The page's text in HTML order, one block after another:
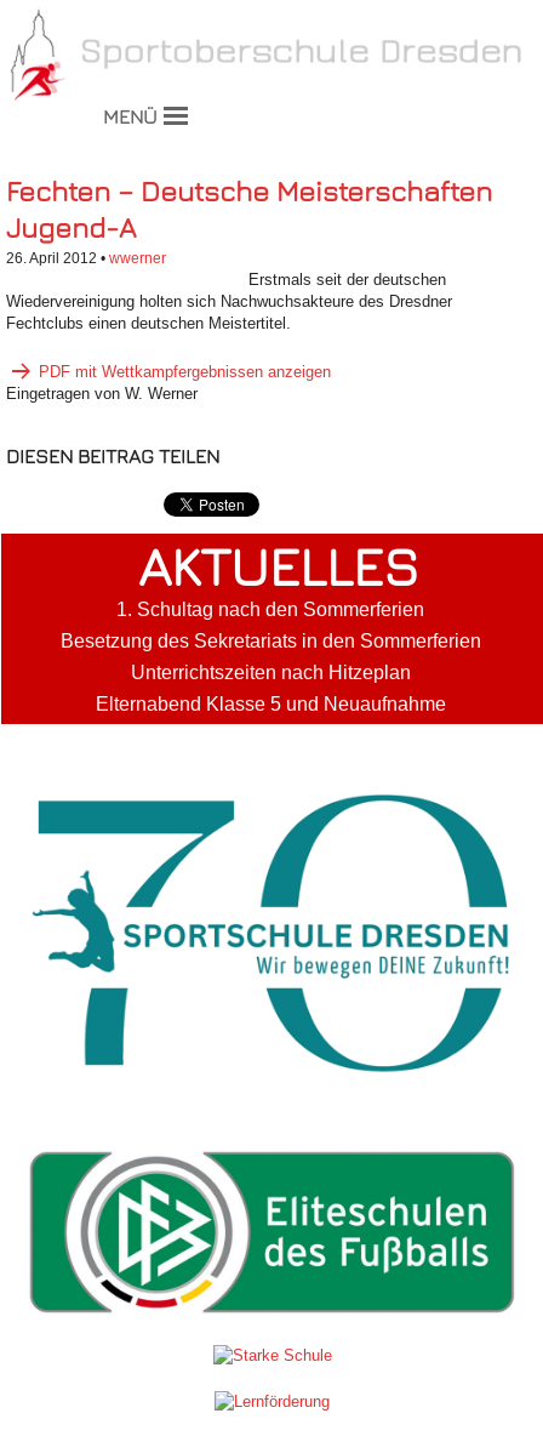
MENÜ
Fechten – Deutsche Meisterschaften
Jugend-A
26. April 2012 • wwerner
Erstmals seit der deutschen
Wiedervereinigung holten sich Nachwuchsakteure des Dresdner
Fechtclubs einen deutschen Meistertitel.
PDF mit Wettkampfergebnissen anzeigen
Eingetragen von W. Werner
DIESEN BEITRAG TEILEN
AKTUELLES
1. Schultag nach den Sommerferien
Besetzung des Sekretariats in den Sommerferien
Unterrichtszeiten nach Hitzeplan
Elternabend Klasse 5 und Neuaufnahme